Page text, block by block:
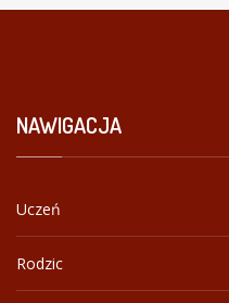
NAWIGACJA
Uczeń
Rodzic